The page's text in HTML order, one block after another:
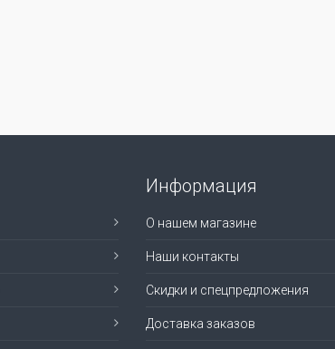
Информация
О нашем магазине
Наши контакты
Скидки и спецпредложения
Доставка заказов